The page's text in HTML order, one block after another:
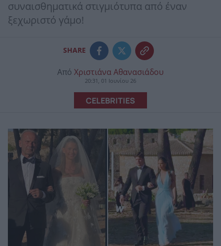
συναισθηματικά στιγμιότυπα από έναν
ξεχωριστό γάμο!
SHARE
Από Χριστιάνα Αθανασιάδου
20:31, 01 Ιουνίου 26
CELEBRITIES